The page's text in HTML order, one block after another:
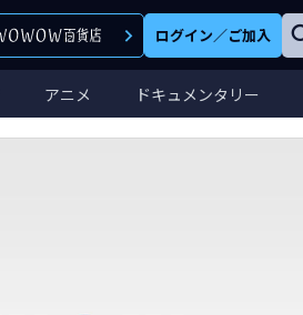
ログイン／ご加入
アニメ ドキュメンタリー